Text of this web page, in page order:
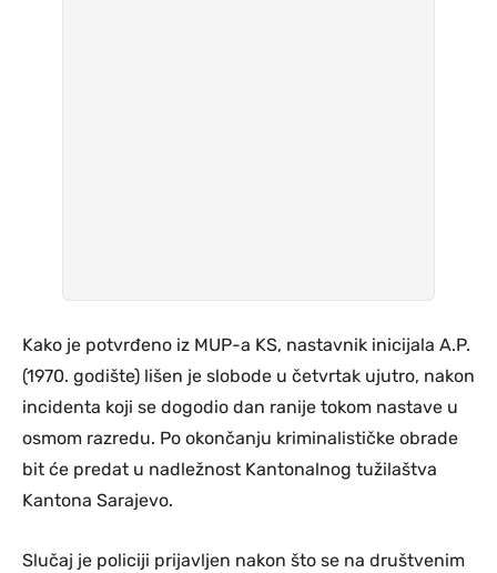
Kako je potvrđeno iz MUP-a KS, nastavnik inicijala A.P.
(1970. godište) lišen je slobode u četvrtak ujutro, nakon
incidenta koji se dogodio dan ranije tokom nastave u
osmom razredu. Po okončanju kriminalističke obrade
bit će predat u nadležnost Kantonalnog tužilaštva
Kantona Sarajevo.
Slučaj je policiji prijavljen nakon što se na društvenim